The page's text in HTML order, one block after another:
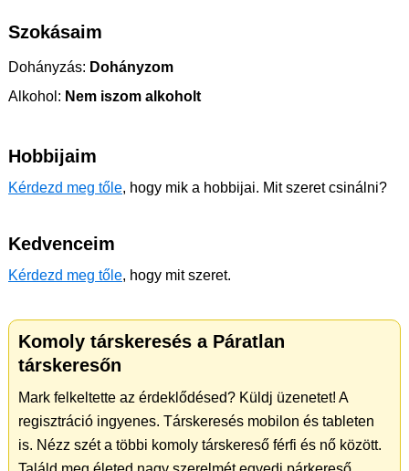
Szokásaim
Dohányzás: Dohányzom
Alkohol: Nem iszom alkoholt
Hobbijaim
Kérdezd meg tőle, hogy mik a hobbijai. Mit szeret csinálni?
Kedvenceim
Kérdezd meg tőle, hogy mit szeret.
Komoly társkeresés a Páratlan
társkeresőn
Mark felkeltette az érdeklődésed? Küldj üzenetet! A
regisztráció ingyenes. Társkeresés mobilon és tableten
is. Nézz szét a többi komoly társkereső férfi és nő között.